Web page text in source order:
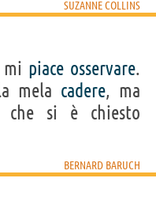
SUZANNE COLLINS
piace osservare.
mela cadere, ma
che si è chiesto
BERNARD BARUCH